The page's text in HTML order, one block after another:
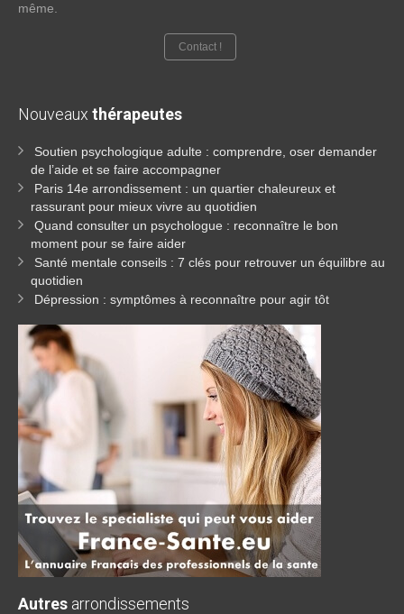
même.
Contact !
Nouveaux thérapeutes
Soutien psychologique adulte : comprendre, oser demander
de l’aide et se faire accompagner
Paris 14e arrondissement : un quartier chaleureux et
rassurant pour mieux vivre au quotidien
Quand consulter un psychologue : reconnaître le bon
moment pour se faire aider
Santé mentale conseils : 7 clés pour retrouver un équilibre au
quotidien
Dépression : symptômes à reconnaître pour agir tôt
Autres arrondissements